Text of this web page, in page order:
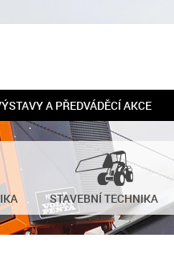
A PŘEDVÁDĚCÍ AKCE
STAVEBNÍ TECHNIKA